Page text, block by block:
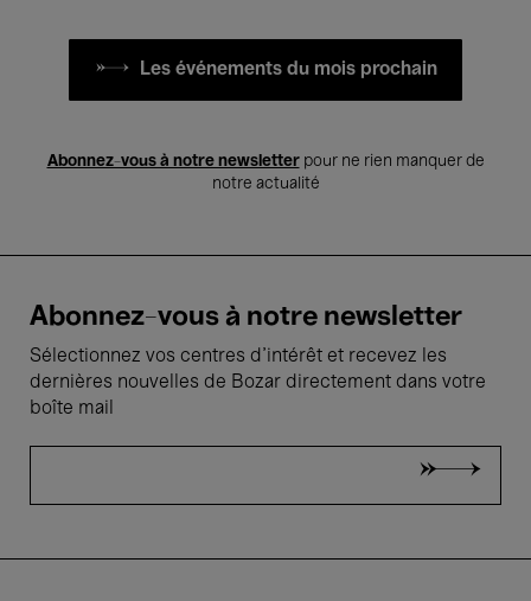
Les événements du mois prochain
Abonnez-vous à notre newsletterpour ne rien manquer de
notre actualité
Abonnez-vous à notre newsletter
Sélectionnez vos centres d'intérêt et recevez les
dernières nouvelles de Bozar directement dans votre
boîte mail